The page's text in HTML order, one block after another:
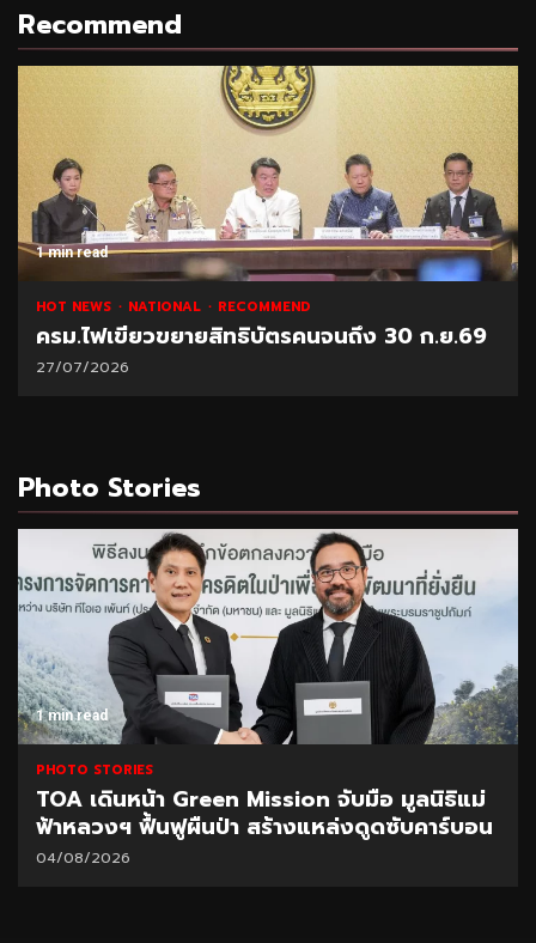
Recommend
1 min read
HOT NEWS NATIONAL RECOMMEND
ครม.ไฟเขียวขยายสิทธิบัตรคนจนถึง 30 ก.ย.69
27/07/2026
Photo Stories
1 min read
PHOTO STORIES
TOA เดินหน้า Green Mission จับมือ มูลนิธิแม่
ฟ้าหลวงฯ ฟื้นฟูผืนป่า สร้างแหล่งดูดซับคาร์บอน
04/08/2026